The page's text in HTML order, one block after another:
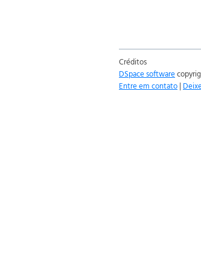
Créditos
DSpace software
Entre em contato |